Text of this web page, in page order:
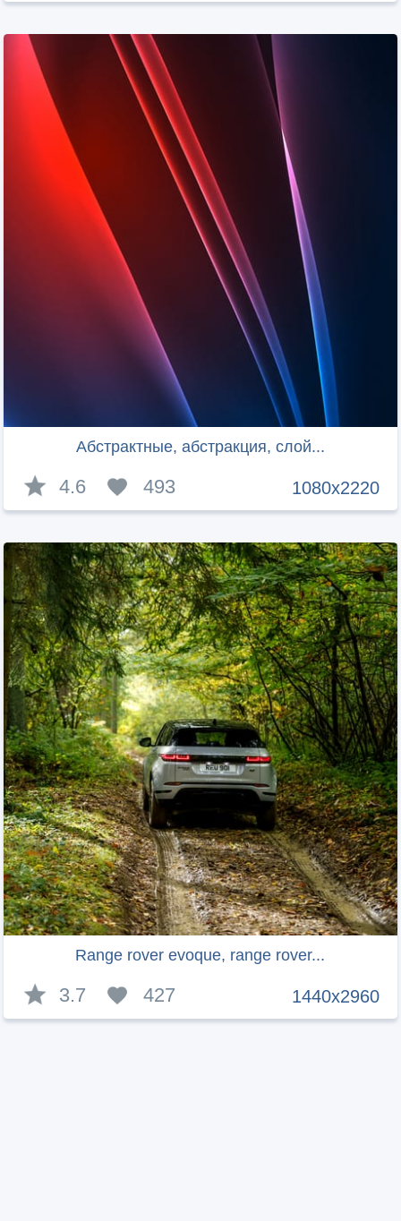
Абстрактные, aбстракция, слой...
1080x2220
4.6 493
Range rover evoque, range rover...
1440x2960
3.7 427